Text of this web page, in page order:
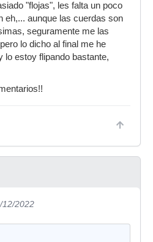
"flojas", les falta un poco
eh,... aunque las cuerdas son
seguramente me las
lo dicho al final me he
lo estoy flipando bastante,
12/2022